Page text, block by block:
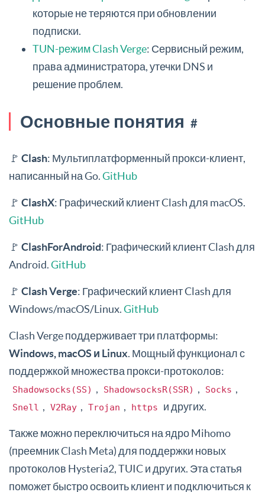
которые не теряются при обновлении
подписки.
TUN-режим Clash Verge: Сервисный режим,
права администратора, утечки DNS и
решение проблем.
Основные понятия #
🚩 Clash: Мультиплатформенный прокси-клиент,
написанный на Go.GitHub
🚩 ClashX: Графический клиент Clash для macOS.
GitHub
🚩 ClashForAndroid: Графический клиент Clash для
Android.GitHub
🚩 Clash Verge: Графический клиент Clash для
Windows/macOS/Linux.GitHub
Clash Verge поддерживает три платформы:
Windows, macOS и Linux. Мощный функционал с
поддержкой множества прокси-протоколов:
Shadowsocks(SS) , ShadowsocksR(SSR) , Socks ,
Snell , V2Ray , Trojan , https и других.
Также можно переключиться на ядро Mihomo
(преемник Clash Meta) для поддержки новых
протоколов Hysteria2, TUIC и других. Эта статья
поможет быстро освоить клиент и подключиться к